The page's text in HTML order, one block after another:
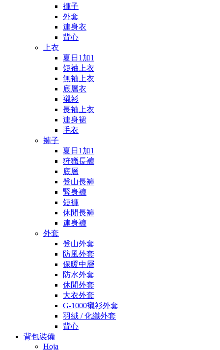
褲子
外套
連身衣
背心
上衣
夏日1加1
短袖上衣
無袖上衣
底層衣
襯衫
長袖上衣
連身裙
毛衣
褲子
夏日1加1
狩獵長褲
底層
登山長褲
緊身褲
短褲
休閒長褲
連身褲
外套
登山外套
防風外套
保暖中層
防水外套
休閒外套
大衣外套
G-1000襯衫外套
羽絨 / 化纖外套
背心
背包裝備
Hoja